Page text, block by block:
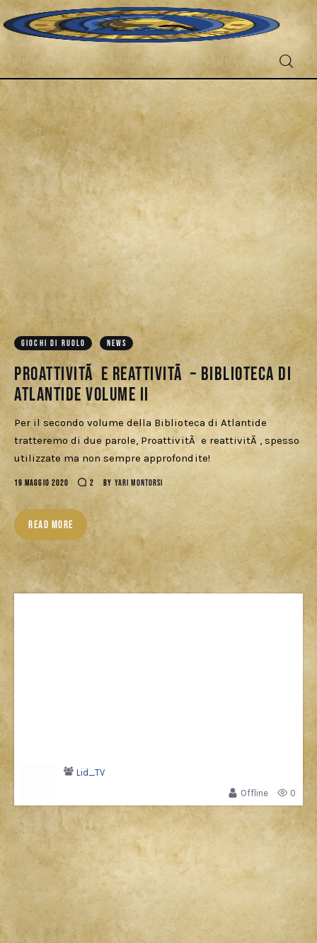
Fantascienza
Fantasy
Games
Recensioni
Libri e fumetti
Cercatori
Download
GIOCHI DI RUOLO NEWS
ProattivitÃ e ReattivitÃ – Biblioteca di
Atlantide Volume II
Per il secondo volume della Biblioteca di Atlantide
tratteremo di due parole, ProattivitÃ e reattivitÃ , spesso
utilizzate ma non sempre approfondite!
19 MAGGIO 2020 2 BY YARI MONTORSI
READ MORE
Lid_TV
Offline
0